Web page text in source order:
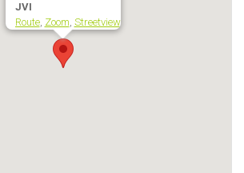
JVI
Route, Zoom, Streetview